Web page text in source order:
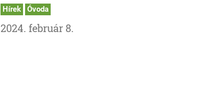
Hírek Óvoda
2024. február 8.